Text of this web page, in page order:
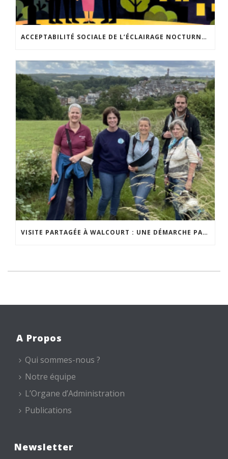
ACCEPTABILITÉ SOCIALE DE L’ÉCLAIRAGE NOCTURNE : LE REPLAY EST DISPONIBLE
VISITE PARTAGÉE À WALCOURT : UNE DÉMARCHE PARTICIPATIVE ANIMÉE PAR ESPACE ENVIRONNEMENT
A Propos
Qui sommes-nous ?
Notre équipe
L’Organe d’Administration
Publications
Newsletter